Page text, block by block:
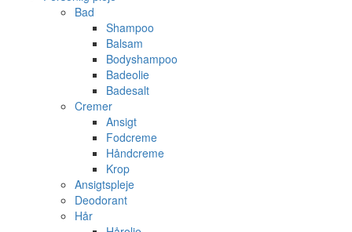
Bad
Shampoo
Balsam
Bodyshampoo
Badeolie
Badesalt
Cremer
Ansigt
Fodcreme
Håndcreme
Krop
Ansigtspleje
Deodorant
Hår